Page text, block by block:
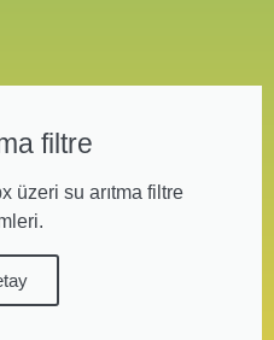
filtre
üzeri su arıtma filtre